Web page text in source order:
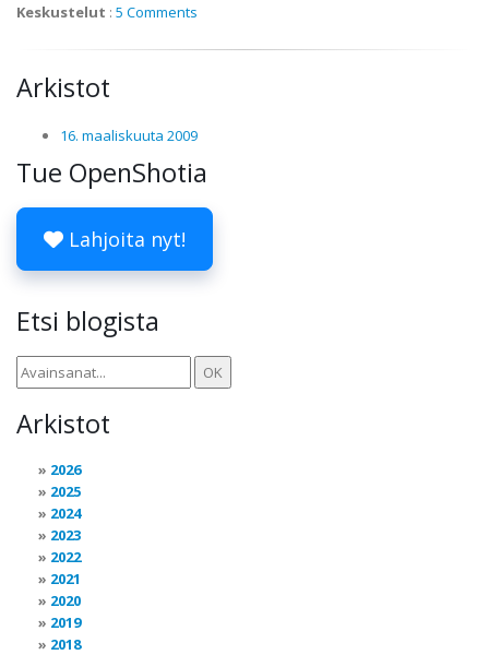
Keskustelut : 5 Comments
Arkistot
16. maaliskuuta 2009
Tue OpenShotia
Lahjoita nyt!
Etsi blogista
Arkistot
2026
2025
2024
2023
2022
2021
2020
2019
2018